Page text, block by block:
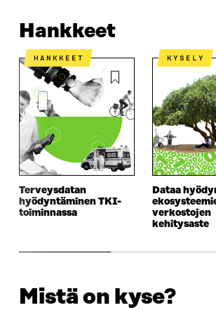
Hankkeet
HANKKEET
Terveysdatan
hyödyntäminen TKI-
toiminnassa
KYSELY
Dataa
verkostojen
kehitysaste
Mistä on kyse?